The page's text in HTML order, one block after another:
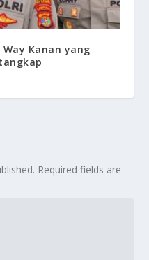
Kanan yang
Required fields are